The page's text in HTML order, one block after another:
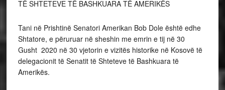
TË SHTETEVE TË BASHKUARA TË AMERIKËS
Tani në Prishtinë Senatori Amerikan Bob Dole është edhe
Shtatore, e përuruar në sheshin me emrin e tij në 30
Gusht 2020 në 30 vjetorin e vizitës historike në Kosovë të
delegacionit të Senatit të Shteteve të Bashkuara të
Amerikës.